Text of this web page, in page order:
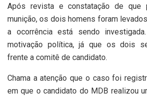
Após revista e constatação de que
munição, os dois homens foram
a ocorrência está sendo
motivação política, já que os dois
frente a comitê de candidato.
Chama a atenção que o caso foi
em que o candidato do MDB realizou